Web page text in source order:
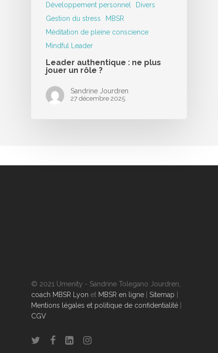
Développement personnel
Divers
Gestion du stress
MBSR
Méditation de pleine conscience
Mindful Leader
Leader authentique : ne plus
jouer un rôle ?
Sandrine Jourdren
27 décembre 2025
© 2021 Umenity - Sandrine Tolegano Jourdren,
coach MBSR Lyon et MBSR en ligne Sitemap
Mentions légales et politique de confidentialité
CGV